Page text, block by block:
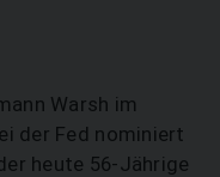
Warsh im
der Fed nominiert
heute 56-Jährige